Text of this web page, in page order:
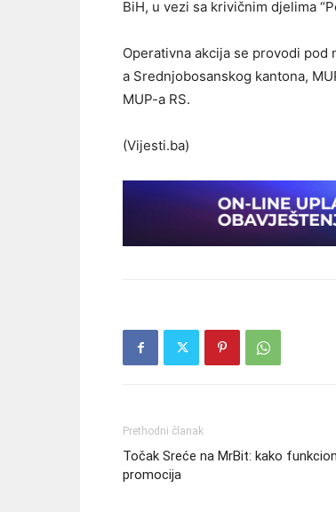
BiH, u vezi sa krivičnim djelima
Operativna akcija se provodi pod
a Srednjobosanskog kantona,
MUP-a RS.
(Vijesti.ba)
Prethodni članak
Točak Sreće na MrBit: kako
promocija